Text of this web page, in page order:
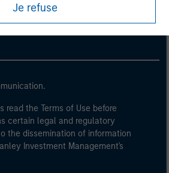
moins deux des critères de taille
la société : (I) un bilan total de
un chiffre d’affaires net de
ou régional, y compris les
gèrent de la dette publique au
les banques centrales, les
et supranationales comme
FMI, la BCE, la BEI et d'autres
similaires agissant pour
Je refuse
read the Terms of Use before
certain legal and regulatory
the dissemination of information
Investment Management's